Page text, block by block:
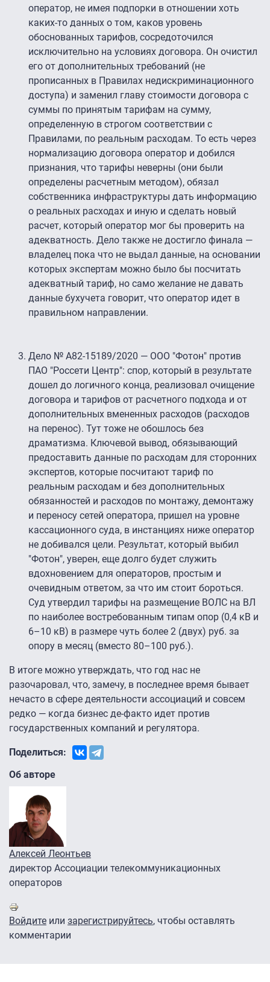
оператор, не имея подпорки в отношении хоть
каких-то данных о том, каков уровень
обоснованных тарифов, сосредоточился
исключительно на условиях договора. Он очистил
его от дополнительных требований (не
прописанных в Правилах недискриминационного
доступа) и заменил главу стоимости договора с
суммы по принятым тарифам на сумму,
определенную в строгом соответствии с
Правилами, по реальным расходам. То есть через
нормализацию договора оператор и добился
признания, что тарифы неверны (они были
определены расчетным методом), обязал
собственника инфраструктуры дать информацию
о реальных расходах и иную и сделать новый
расчет, который оператор мог бы проверить на
адекватность. Дело также не достигло финала —
владелец пока что не выдал данные, на основании
которых экспертам можно было бы посчитать
адекватный тариф, но само желание не давать
данные бухучета говорит, что оператор идет в
правильном направлении.
Дело № А82-15189/2020 — ООО "Фотон" против
ПАО "Россети Центр": спор, который в результате
дошел до логичного конца, реализовал очищение
договора и тарифов от расчетного подхода и от
дополнительных вмененных расходов (расходов
на перенос). Тут тоже не обошлось без
драматизма. Ключевой вывод, обязывающий
предоставить данные по расходам для сторонних
экспертов, которые посчитают тариф по
реальным расходам и без дополнительных
обязанностей и расходов по монтажу, демонтажу
и переносу сетей оператора, пришел на уровне
кассационного суда, в инстанциях ниже оператор
не добивался цели. Результат, который выбил
"Фотон", уверен, еще долго будет служить
вдохновением для операторов, простым и
очевидным ответом, за что им стоит бороться.
Суд утвердил тарифы на размещение ВОЛС на ВЛ
по наиболее востребованным типам опор (0,4 кВ и
6–10 кВ) в размере чуть более 2 (двух) руб. за
опору в месяц (вместо 80–100 руб.).
В итоге можно утверждать, что год нас не
разочаровал, что, замечу, в последнее время бывает
нечасто в сфере деятельности ассоциаций и совсем
редко — когда бизнес де-факто идет против
государственных компаний и регулятора.
Поделиться:
Об авторе
Алексей Леонтьев
директор Ассоциации телекоммуникационных
операторов
Войдите или зарегистрируйтесь, чтобы оставлять
комментарии